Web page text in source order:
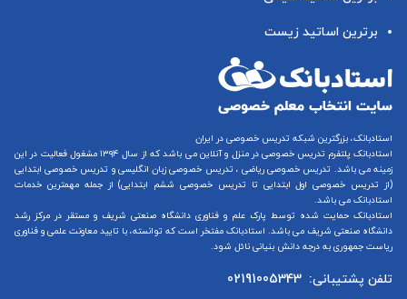
برترین اساتید زیست
استادبانک، بزرگترین شبکه تدریس خصوصی در ایران
استادبانک پلتفرم تدریس خصوصی در منزل و آنلاین
می باشد که از سال ۱۳۹۴ مشغول فعالیت در این
زمینه می باشد. تدریس خصوصی ریاضی ، تدریس خصوصی زبان انگلیسیو تدریس خصوصی ابتدایی
(از تدریس خصوصی اول ابتدایی تا تدریس خصوصی ششم ابتدایی) از جمله مهمترین خدمات
استادبانک می باشد.
استادبانک حمایت شده توسط پارک علم و فناوری دانشگاه صنعتی شریف و مستقر در مرکز رشد
دانشگاه صنعتی شریف می باشد. استادبانک مفتخر است که توانسته، با تایید معاونت علمی و فناوری
ریاست جمهوری به درجه دانش بنیانی نائل شود.
تلفن پشتیبانی: 02191005343